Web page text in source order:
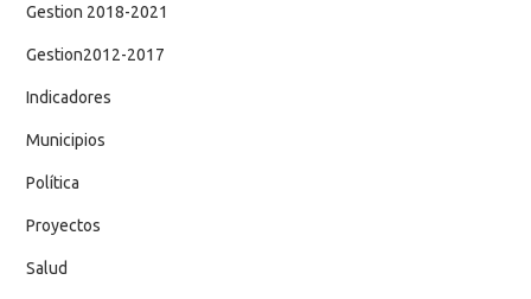
Gestion 2018-2021
Gestion2012-2017
Indicadores
Municipios
Política
Proyectos
Salud